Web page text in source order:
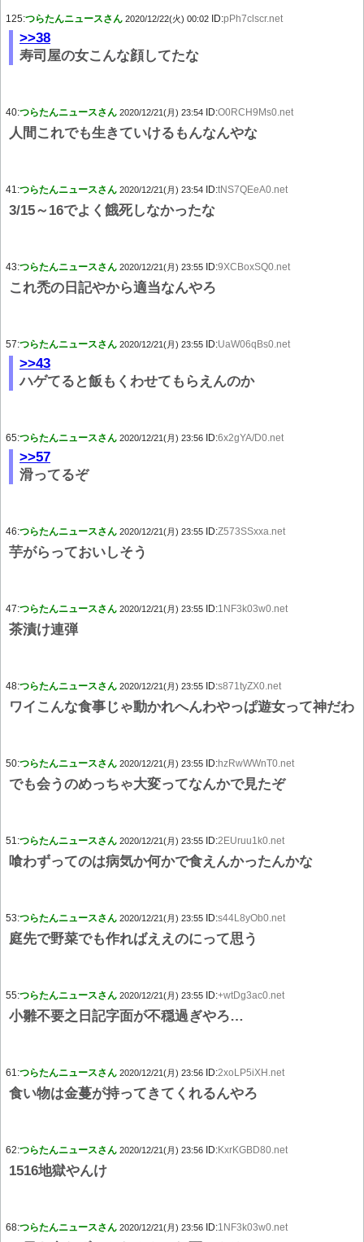
125:つらたんニュースさん 2020/12/22(火) 00:02 ID:pPh7clscr.net
>>38
寿司屋の女こんな顔してたな
40:つらたんニュースさん 2020/12/21(月) 23:54 ID:O0RCH9Ms0.net
人間これでも生きていけるもんなんやな
41:つらたんニュースさん 2020/12/21(月) 23:54 ID:tNS7QEeA0.net
3/15～16でよく餓死しなかったな
43:つらたんニュースさん 2020/12/21(月) 23:55 ID:9XCBoxSQ0.net
これ禿の日記やから適当なんやろ
57:つらたんニュースさん 2020/12/21(月) 23:55 ID:UaW06qBs0.net
>>43
ハゲてると飯もくわせてもらえんのか
65:つらたんニュースさん 2020/12/21(月) 23:56 ID:6x2gYA/D0.net
>>57
滑ってるぞ
46:つらたんニュースさん 2020/12/21(月) 23:55 ID:Z573SSxxa.net
芋がらっておいしそう
47:つらたんニュースさん 2020/12/21(月) 23:55 ID:1NF3k03w0.net
茶漬け連弾
48:つらたんニュースさん 2020/12/21(月) 23:55 ID:s871tyZX0.net
ワイこんな食事じゃ動かれへんわやっぱ遊女って神だわ
50:つらたんニュースさん 2020/12/21(月) 23:55 ID:hzRwWWnT0.net
でも会うのめっちゃ大変ってなんかで見たぞ
51:つらたんニュースさん 2020/12/21(月) 23:55 ID:2EUruu1k0.net
喰わずってのは病気か何かで食えんかったんかな
53:つらたんニュースさん 2020/12/21(月) 23:55 ID:s44L8yOb0.net
庭先で野菜でも作ればええのにって思う
55:つらたんニュースさん 2020/12/21(月) 23:55 ID:+wtDg3ac0.net
小雛不要之日記字面が不穏過ぎやろ…
61:つらたんニュースさん 2020/12/21(月) 23:56 ID:2xoLP5iXH.net
食い物は金蔓が持ってきてくれるんやろ
62:つらたんニュースさん 2020/12/21(月) 23:56 ID:KxrKGBD80.net
1516地獄やんけ
68:つらたんニュースさん 2020/12/21(月) 23:56 ID:1NF3k03w0.net